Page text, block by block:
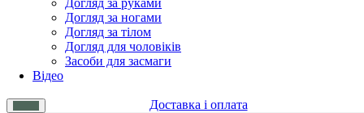
Догляд за руками
Догляд за ногами
Догляд за тілом
Догляд для чоловіків
Засоби для засмаги
Відео
Доставка і оплата